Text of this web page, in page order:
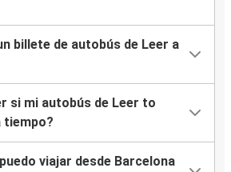
billete de autobús de Leer a
si mi autobús de Leer to
tiempo?
viajar desde Barcelona